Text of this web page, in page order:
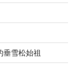
雪松始祖